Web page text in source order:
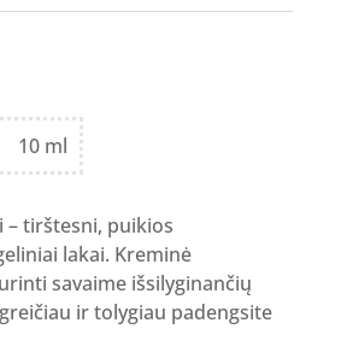
10 ml
– tirštesni, puikios
lakai. Kreminė
savaime išsilyginančių
ir tolygiau padengsite